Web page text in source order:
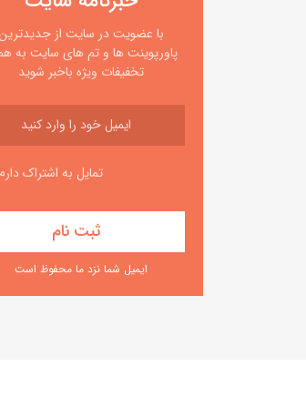
با عضویت در سایت از
پاورپوینت ها و تم های سایت به
تخفیفات ویژه باخبر شوید
تمایل به اشتراک
ایمیل شما نزد ما محفوظ است